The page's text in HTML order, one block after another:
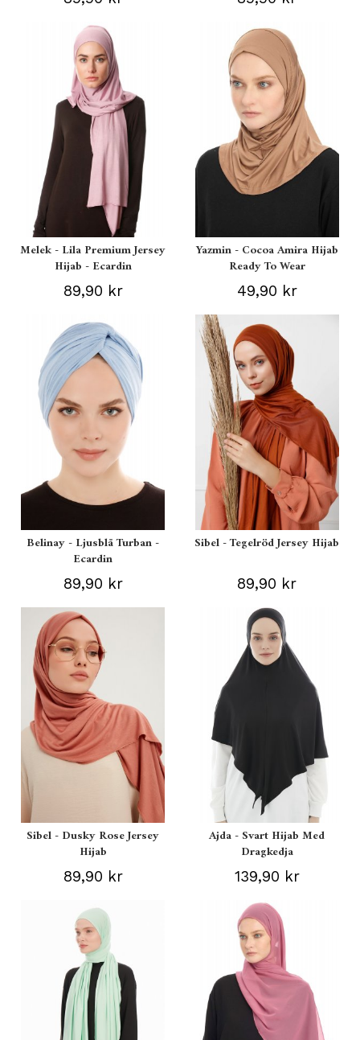
Melek - Lila Premium Jersey
Hijab - Ecardin
89,90 kr
Yazmin - Cocoa Amira Hijab
Ready To Wear
49,90 kr
Belinay - Ljusblå Turban -
Ecardin
89,90 kr
Sibel - Tegelröd Jersey Hijab
89,90 kr
Sibel - Dusky Rose Jersey
Hijab
89,90 kr
Ajda - Svart Hijab Med
Dragkedja
139,90 kr